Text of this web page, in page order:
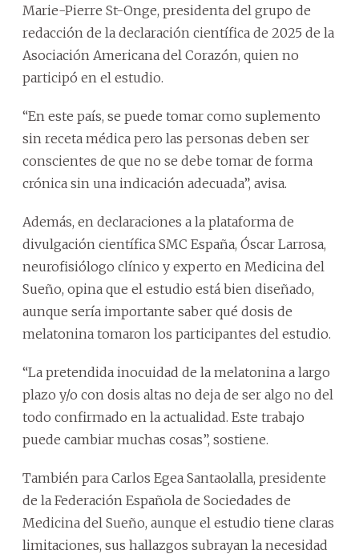
Marie-Pierre St-Onge, presidenta del grupo de
redacción de la declaración científica de 2025 de la
Asociación Americana del Corazón, quien no
participó en el estudio.
“En este país, se puede tomar como suplemento
sin receta médica pero las personas deben ser
conscientes de que no se debe tomar de forma
crónica sin una indicación adecuada”, avisa.
Además, en declaraciones a la plataforma de
divulgación científica SMC España, Óscar Larrosa,
neurofisiólogo clínico y experto en Medicina del
Sueño, opina que el estudio está bien diseñado,
aunque sería importante saber qué dosis de
melatonina tomaron los participantes del estudio.
“La pretendida inocuidad de la melatonina a largo
plazo y/o con dosis altas no deja de ser algo no del
todo confirmado en la actualidad. Este trabajo
puede cambiar muchas cosas”, sostiene.
También para Carlos Egea Santaolalla, presidente
de la Federación Española de Sociedades de
Medicina del Sueño, aunque el estudio tiene claras
limitaciones, sus hallazgos subrayan la necesidad